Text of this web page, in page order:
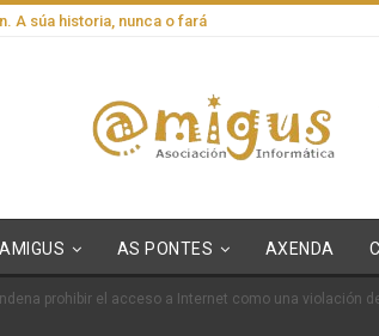
A súa historia, nunca o fará
AMIGUS AS PONTES AXENDA
prohibir el acceso a Internet como una violación